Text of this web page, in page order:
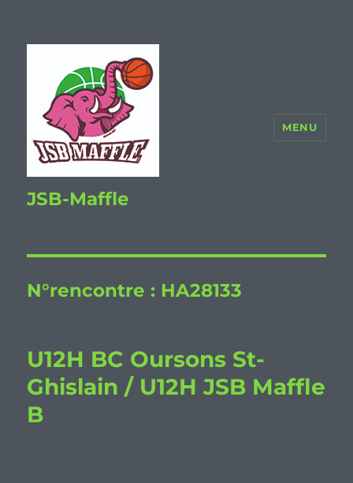
JSB-Maffle
MENU
N°rencontre : HA28133
U12H BC Oursons St-
Ghislain / U12H JSB Maffle
B